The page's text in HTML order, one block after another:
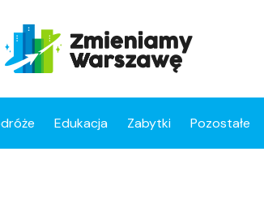
Edukacja Zabytki Pozostałe